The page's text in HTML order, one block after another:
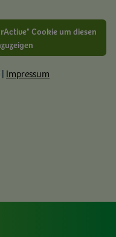
Cookie um diesen
| Impressum